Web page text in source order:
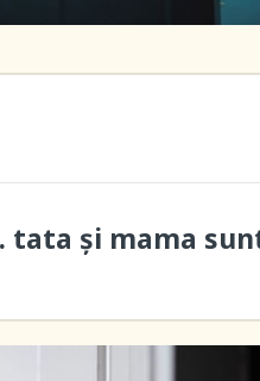
tata și mama